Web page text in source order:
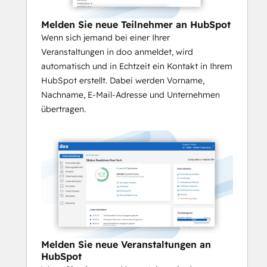
Melden Sie neue Teilnehmer an HubSpot
Wenn sich jemand bei einer Ihrer
Veranstaltungen in doo anmeldet, wird
automatisch und in Echtzeit ein Kontakt in Ihrem
HubSpot erstellt. Dabei werden Vorname,
Nachname, E-Mail-Adresse und Unternehmen
übertragen.
Melden Sie neue Veranstaltungen an
HubSpot